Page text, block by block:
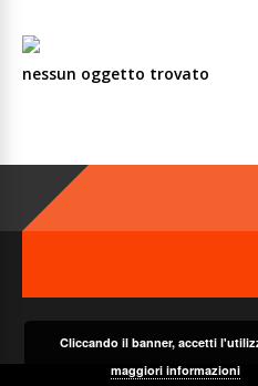
nessun oggetto trovato
Cliccando il banner, accetti
maggiori informazioni